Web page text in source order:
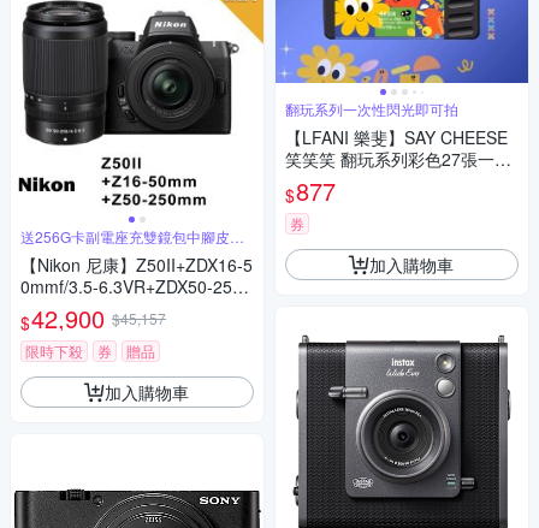
送256G卡副電座充雙鏡包中腳皮帶
等
【Nikon 尼康】Z50II+ZDX16-5
0mmf/3.5-6.3VR+ZDX50-250
mm F/4.5-6.3 VR *(平行輸入)
$42,900 $45,157
限時下殺
券 贈品
加入購物車
翻玩系列一次性閃光即可拍
【LFANI 樂斐】SAY CHEESE
笑笑笑 翻玩系列彩色27張一次
性閃光即可拍相機
$877
券
加入購物車